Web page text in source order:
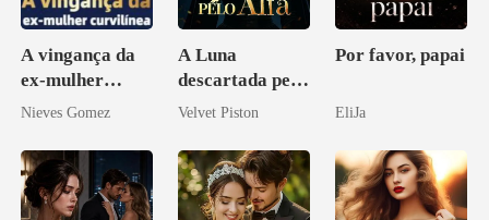
A vingança da
ex-mulher
curvilínea
Nieves Gomez
A Luna
descartada pelo
Alfa
Velvet Piston
Por favor, papai
EliJa